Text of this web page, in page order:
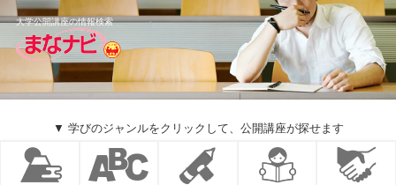
大学公開講座の情報検索
▼ 学びのジャンルをクリックして、公開講座が探せます